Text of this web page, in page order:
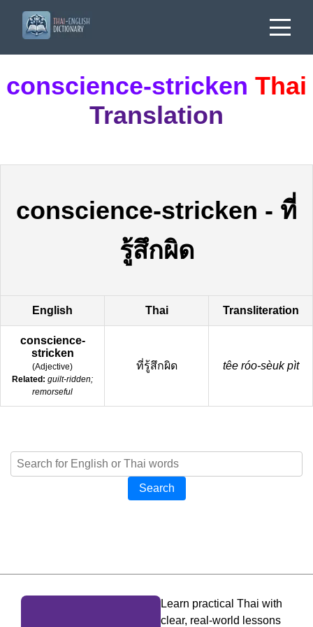
conscience-stricken Thai
Translation
conscience-stricken - ที่
รู้สึกผิด
English Thai Transliteration
conscience-
stricken
(Adjective)
Related: guilt-ridden;
remorseful
ที่รู้สึกผิด têe róo-sèuk pìt
Search
Learn practical Thai with
clear, real-world lessons